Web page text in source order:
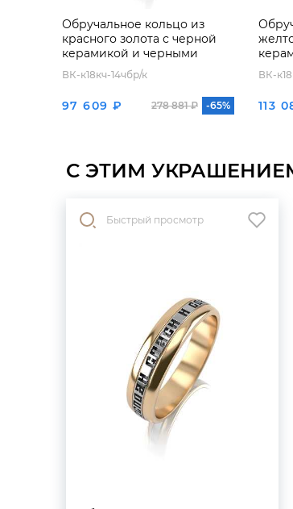
Обручальное кольцо из
красного золота с черной
керамикой и черными
бриллиантами
ВК-к18кч-14чбр/к
97 609 ₽ 278 881 ₽ -65%
ВК-
113
С ЭТИМ
Быстрый просмотр